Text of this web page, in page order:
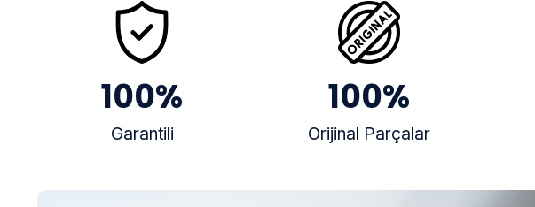
100%
Garantili
100%
Orijinal Parçalar